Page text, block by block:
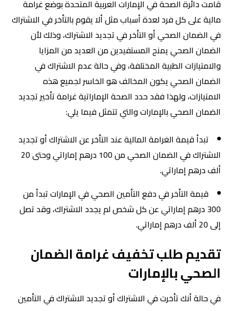
قامت دائرة الصحة في الإمارات العربية المتحدة بوضع غرامة
مالية على كل فرد لعدة أسباب مثل ألا يقوم بالتأخر في الاشتراك
في الضمان الصحي أو التأخر في تجديد الاشتراك، وذلك لأن
الضمان الصحي يمنح المستفيدين من العديد من المزايا
والامتيازات الطبية المختلفة، وفي حالة عدم الاشتراك في
الضمان الصحي يكون المخالف هو الخاسر لجميع هذه
الامتيازات، ولهذا فقد حدد الصحة الإماراتية غرامة تأخير تجديد
الضمان الصحي بالإمارات والتي تتمثل فيما يلي:
تبدأ قيمة الغرامة المالية عند التأخر عن الاشتراك أو تجديد
الاشتراك في الضمان الصحي من 100 درهم إماراتي وحتى 20
ألف درهم إماراتي.
قيمة التأخر في دفع التأمين الصحي في الإمارات تبدأ من
300 درهم إماراتي عن كل شخص لم يجدد الاشتراك، وقد تصل
إلى 20 ألف درهم إماراتي.
تقديم طلب تخفيف غرامة الضمان
الصحي بالإمارات
في حالة أنك تأخرت في الاشتراك أو تجديد الاشتراك في التأمين